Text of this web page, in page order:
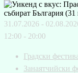
31.07.2026 -
12:00 - 20:00
Градски
Занаятчийски